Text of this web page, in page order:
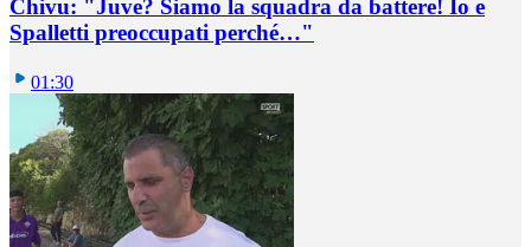
Chivu: "Juve? Siamo la squadra da battere! Io e
Spalletti preoccupati perché…"
01:30